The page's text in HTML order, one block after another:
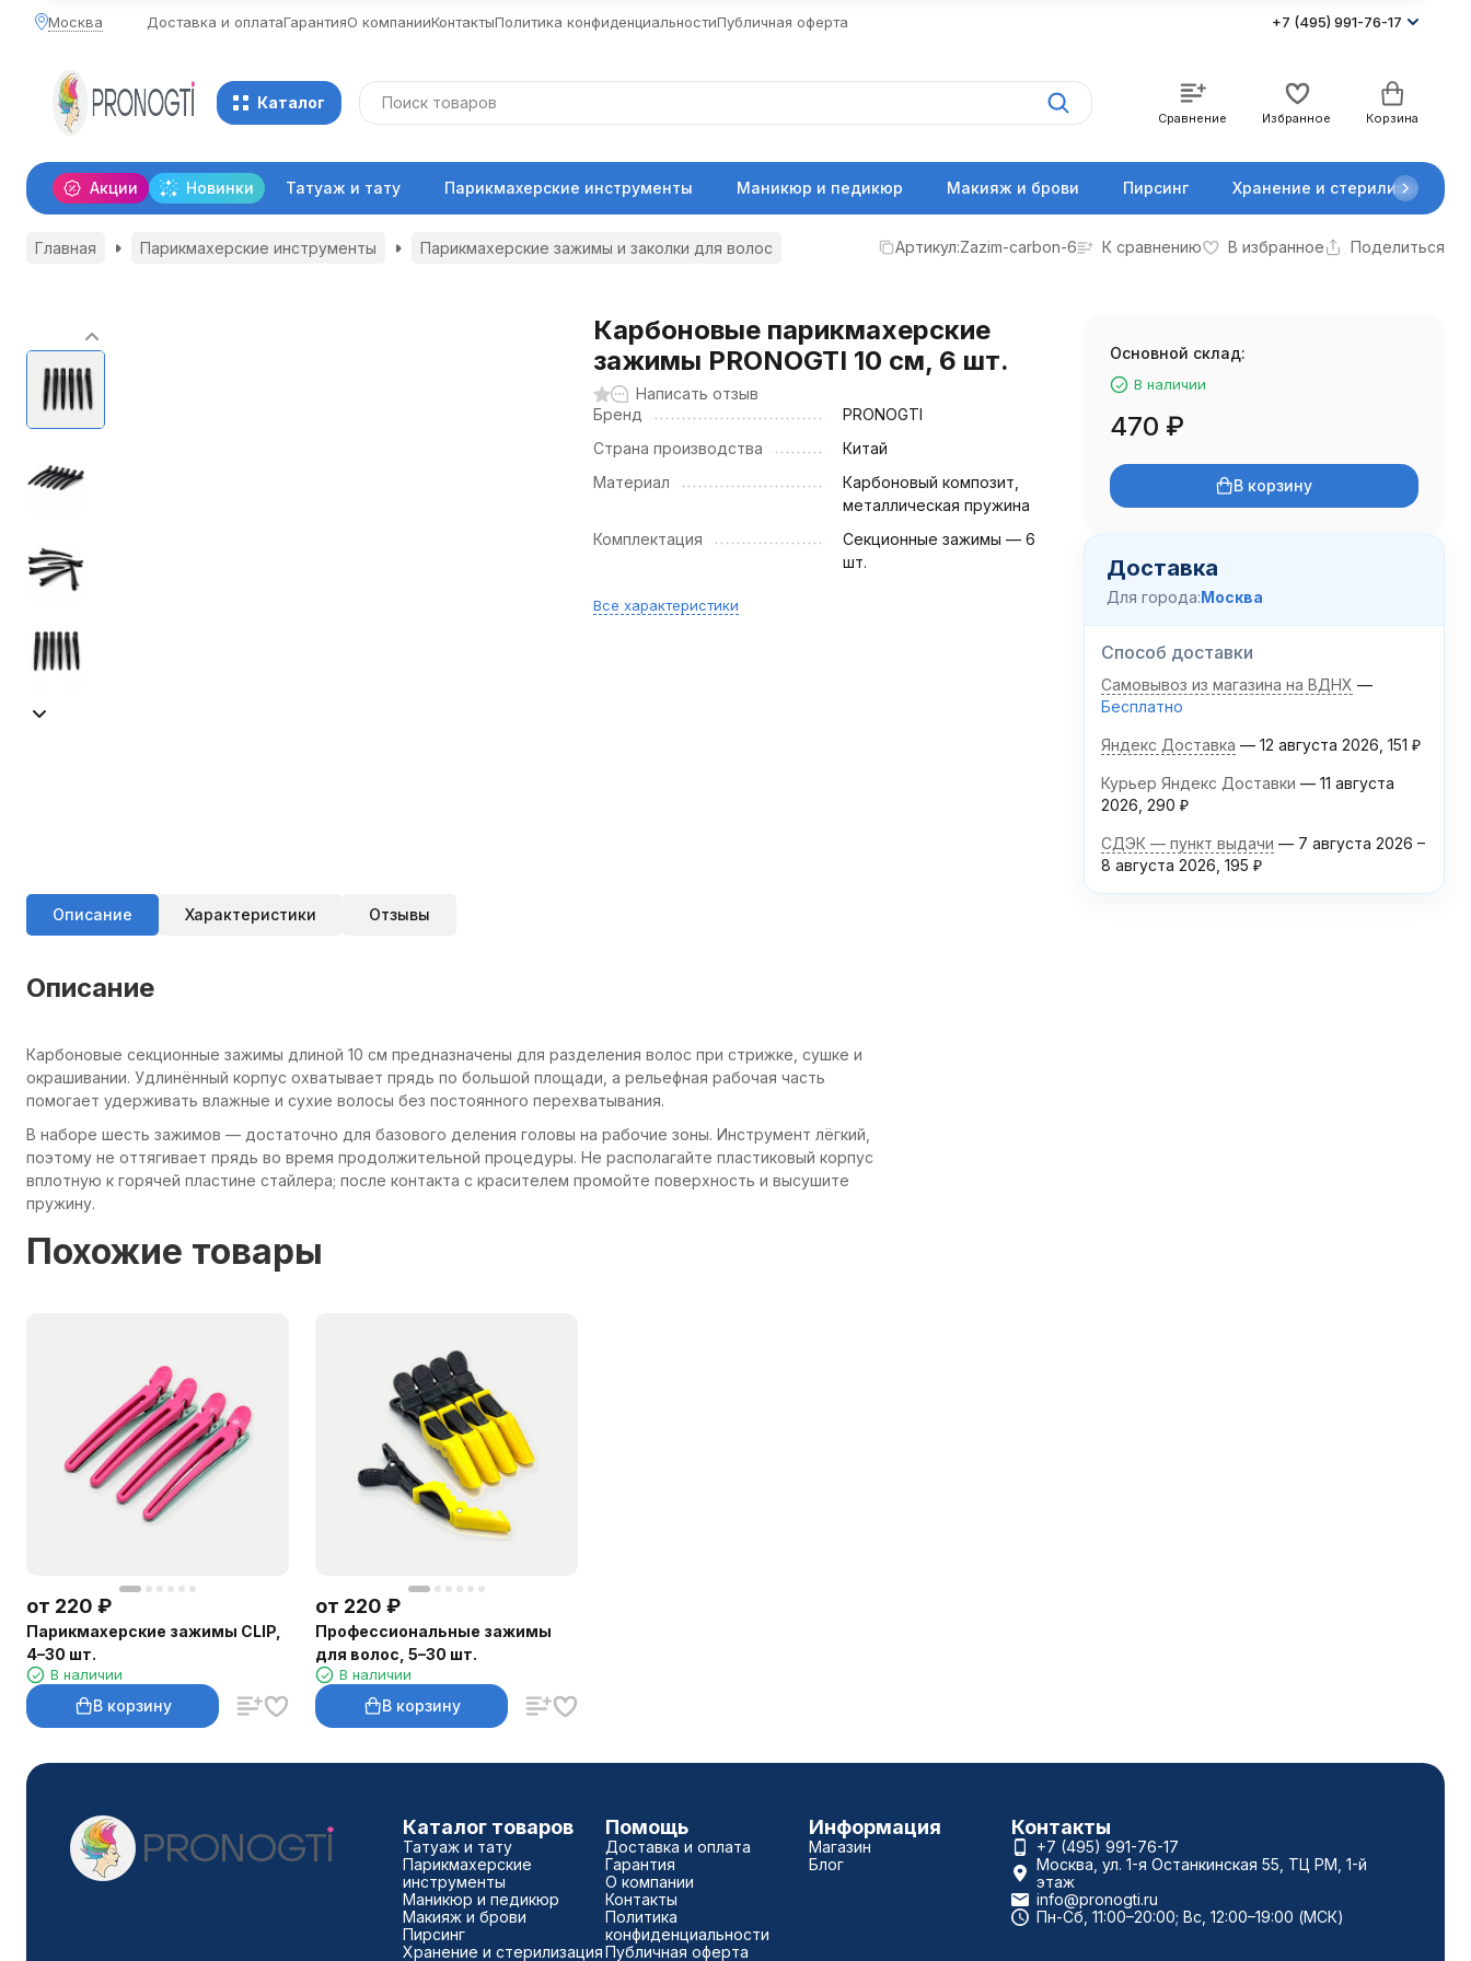
Москва Доставка и оплатаГарантияО компанииКонтактыПолитика конфиденциальностиПубличная оферта +7 (495) 991-76-17
Каталог
Сравнение Избранное Корзина
Акции Новинки Татуаж и тату Парикмахерские инструменты Маникюр и педикюр Макияж и брови Пирсинг Хранение и стерилизация
Главная Парикмахерские инструменты Парикмахерские зажимы и заколки для волос Артикул:Zazim-carbon-6 К сравнению В избранное Поделиться
Карбоновые парикмахерские
зажимы PRONOGTI 10 см, 6 шт.
Написать отзыв
Бренд
PRONOGTI
Страна производства
Китай
Материал
Карбоновый композит,
металлическая пружина
Комплектация
Секционные зажимы — 6
шт.
Все характеристики
Основной склад:
В наличии
470 ₽
В корзину
Доставка
Для города:Москва
Способ доставки
Самовывоз из магазина на ВДНХ
Бесплатно
Яндекс Доставка 12 августа 2026 151 ₽
Курьер Яндекс Доставки
11 августа
2026 290 ₽
СДЭК — пункт выдачи 7 августа 2026 –
8 августа 2026 195 ₽
Описание Характеристики Отзывы
Описание
Карбоновые секционные зажимы длиной 10 см предназначены для разделения волос при стрижке, сушке и
окрашивании. Удлинённый корпус охватывает прядь по большой площади, а рельефная рабочая часть
помогает удерживать влажные и сухие волосы без постоянного перехватывания.
В наборе шесть зажимов — достаточно для базового деления головы на рабочие зоны. Инструмент лёгкий,
поэтому не оттягивает прядь во время продолжительной процедуры. Не располагайте пластиковый корпус
вплотную к горячей пластине стайлера; после контакта с красителем промойте поверхность и высушите
пружину.
Похожие товары
от 220 ₽
Парикмахерские зажимы CLIP,
4–30 шт.
В наличии
В корзину
от 220 ₽
Профессиональные зажимы
для волос, 5–30 шт.
В наличии
В корзину
Каталог товаров
Татуаж и тату
Парикмахерские
инструменты
Маникюр и педикюр
Макияж и брови
Пирсинг
Хранение и стерилизация
Помощь
Доставка и оплата
Гарантия
О компании
Контакты
Политика
конфиденциальности
Публичная оферта
Информация
Магазин
Блог
Контакты
+7 (495) 991-76-17
Москва, ул. 1-я Останкинская 55, ТЦ РМ, 1-й
этаж
info@pronogti.ru
Пн-Сб, 11:00–20:00; Вс, 12:00–19:00 (МСК)